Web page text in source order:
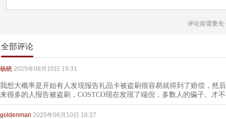
评论前需要先
全部评论
杨晓 2025年08月10日 19:31
我想大概率是开始有人发现报告礼品卡被盗刷很容易就得到了赔偿，然
来很多的人报告被盗刷，COSTCO现在发现了端倪，多数人的骗子。才
goldenman 2025年08月10日 18:37